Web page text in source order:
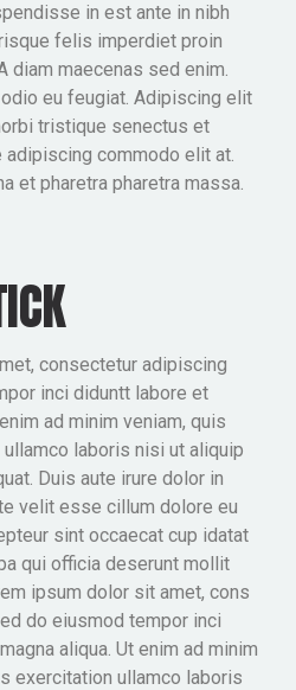
in est ante in nibh
felis imperdiet proin
diam maecenas sed enim.
eu feugiat. Adipiscing elit
tristique senectus et
adipiscing commodo elit at.
et pharetra pharetra massa.
consectetur adipiscing
inci diduntt labore et
ad minim veniam, quis
laboris nisi ut aliquip
Duis aute irure dolor in
velit esse cillum dolore eu
sint occaecat cup idatat
qui officia deserunt mollit
ipsum dolor sit amet, cons
do eiusmod tempor inci
aliqua. Ut enim ad minim
exercitation ullamco laboris